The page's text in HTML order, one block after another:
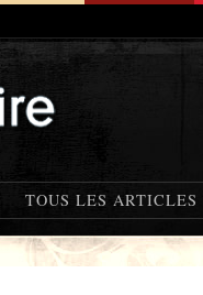
TOUS LES ARTICLES